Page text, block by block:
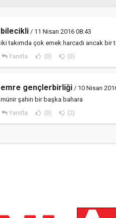
bilecikli / 11 Nisan 2016 08:43
iki takımda çok emek harcadı ancak bir
Yanıtla (0) (0)
emre gençlerbirliği / 10 Nisan
münir şahin bir başka bahara
Yanıtla (0) (2)